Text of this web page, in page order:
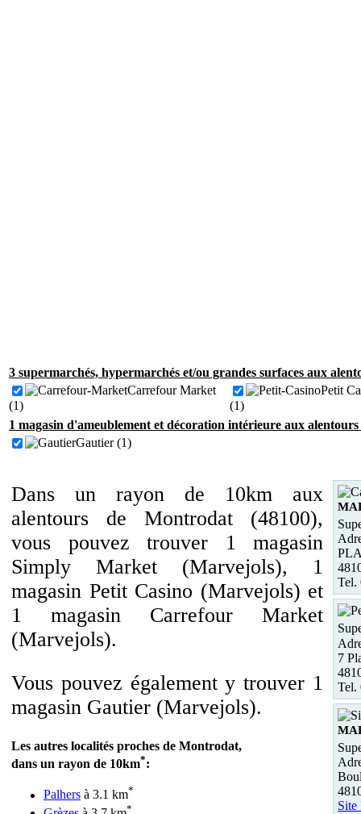
3 supermarchés, hypermarchés et/ou grandes surfaces aux
Carrefour Market
(1)
Petit
(1)
1 magasin d'ameublement et décoration intérieure aux
Gautier (1)
Dans un rayon de 10km aux
alentours de Montrodat (48100),
vous pouvez trouver 1 magasin
Simply Market (Marvejols), 1
magasin Petit Casino (Marvejols) et
1 magasin Carrefour Market
(Marvejols).
Vous pouvez également y trouver 1
magasin Gautier (Marvejols).
Les autres localités proches de Montrodat,
dans un rayon de 10km*:
Palhers à 3.1 km*
*
Tel.
7
Tel.
Site